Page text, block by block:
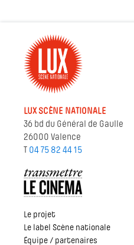
LUX SCÈNE NATIONALE
36 bd du Général de Gaulle
26000 Valence
T 04 75 82 44 15
Le projet
Le label Scène nationale
Équipe / partenaires